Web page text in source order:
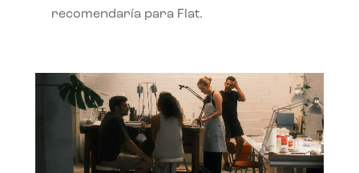
recomendaría para Flat.